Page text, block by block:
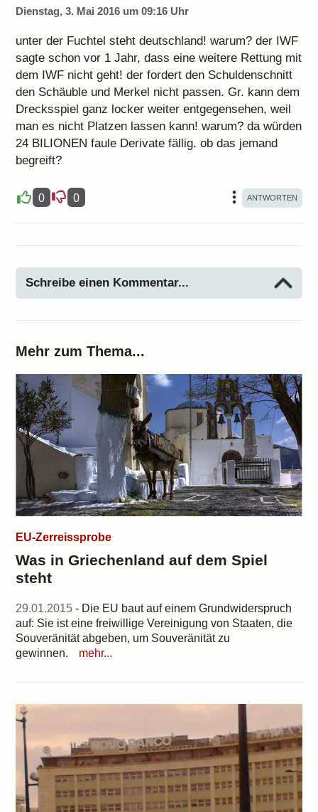
Dienstag, 3. Mai 2016 um 09:16 Uhr
unter der Fuchtel steht deutschland! warum? der IWF
sagte schon vor 1 Jahr, dass eine weitere Rettung mit
dem IWF nicht geht! der fordert den Schuldenschnitt
den Schäuble und Merkel nicht passen. Gr. kann dem
Drecksspiel ganz locker weiter entgegensehen, weil
man es nicht Platzen lassen kann! warum? da würden
24 BILIONEN faule Derivate fällig. ob das jemand
begreift?
0 0
Schreibe einen Kommentar...
Mehr zum Thema...
EU-Zerreissprobe
Was in Griechenland auf dem Spiel
steht
29.01.2015 - Die EU baut auf einem Grundwiderspruch
auf: Sie ist eine freiwillige Vereinigung von Staaten, die
Souveränität abgeben, um Souveränität zu
gewinnen.
mehr...